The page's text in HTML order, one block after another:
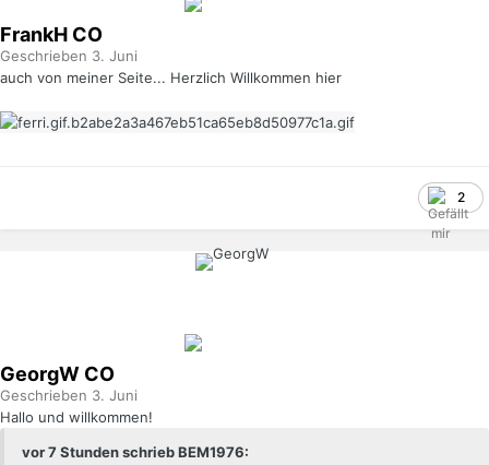
FrankH CO
Geschrieben 3. Juni
auch von meiner Seite... Herzlich Willkommen hier
2
GeorgW CO
Geschrieben 3. Juni
Hallo und willkommen!
vor 7 Stunden schrieb BEM1976: